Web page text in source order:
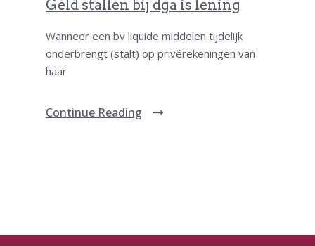
Geld stallen bij dga is lening
Wanneer een bv liquide middelen tijdelijk
onderbrengt (stalt) op privérekeningen van
haar
Continue Reading